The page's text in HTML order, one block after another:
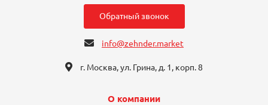
Обратный звонок
info@zehnder.market
г. Москва, ул. Грина, д. 1, корп. 8
О компании